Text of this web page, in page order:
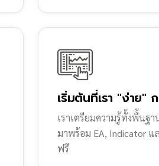
เริ่มต้นที่เรา "ง่าย"
เราเตรียมความรู้ทั้งพื้นฐ
มาพร้อม EA, Indicator แ
ฟรี